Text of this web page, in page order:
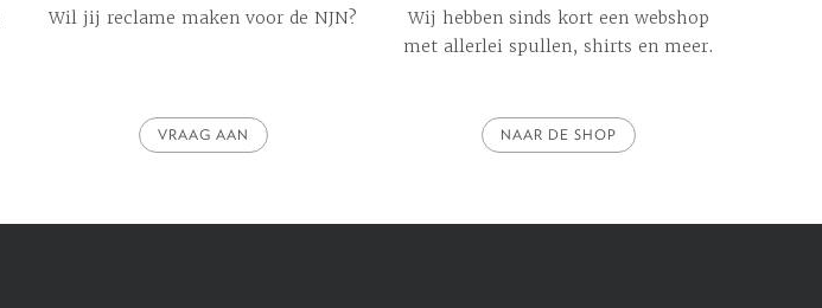
Wil jij reclame maken voor de NJN?
VRAAG AAN
Wij hebben sinds kort een webshop
met allerlei spullen, shirts en meer.
NAAR DE SHOP